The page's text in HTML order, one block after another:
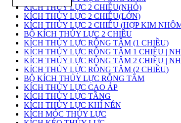
KÍCH THỦY LỰC 2 CHIỀU(NHỎ)
KÍCH THỦY LỰC 2 CHIỀU(LỚN)
KÍCH THỦY LỰC 2 CHIỀU (HỢP KIM
BỘ KÍCH THỦY LỰC 2 CHIỀU
KÍCH THỦY LỰC RỖNG TÂM (1 CHIỀU)
KÍCH THỦY LỰC RỖNG TÂM 1 CHIỀU |
KÍCH THỦY LỰC RỖNG TÂM 2 CHIỀU |
KÍCH THỦY LỰC RỖNG TÂM (2 CHIỀU)
BỘ KÍCH THỦY LỰC RỖNG TÂM
KÍCH THỦY LỰC CAO ÁP
KÍCH THỦY LỰC TẦNG
KÍCH THỦY LỰC KHÍ NÉN
KÍCH MÓC THỦY LỰC